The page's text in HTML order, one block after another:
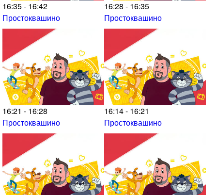
16:35 - 16:42
Простоквашино
16:28 - 16:35
Простоквашино
16:21 - 16:28
Простоквашино
16:14 - 16:21
Простоквашино